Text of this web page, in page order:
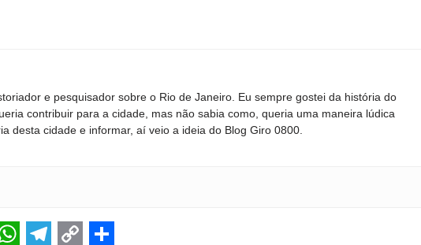
e pesquisador sobre o Rio de Janeiro. Eu sempre gostei da história do
contribuir para a cidade, mas não sabia como, queria uma maneira lúdica
desta cidade e informar, aí veio a ideia do Blog Giro 0800.